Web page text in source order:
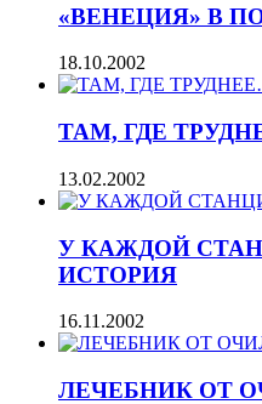
«ВЕНЕЦИЯ» В
18.10.2002
ТАМ, ГДЕ
13.02.2002
У КАЖДОЙ
ИСТОРИЯ
16.11.2002
ЛЕЧЕБНИК ОТ